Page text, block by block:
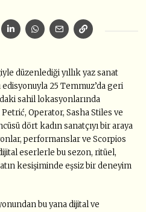
düzenlediği yıllık yaz sanat
edisyonuyla 25 Temmuz’da geri
sahil lokasyonlarında
Operator, Sasha Stiles ve
dört kadın sanatçıyı bir araya
performanslar ve Scorpios
eserlerle bu sezon, ritüel,
kesişiminde eşsiz bir deneyim
bu yana dijital ve